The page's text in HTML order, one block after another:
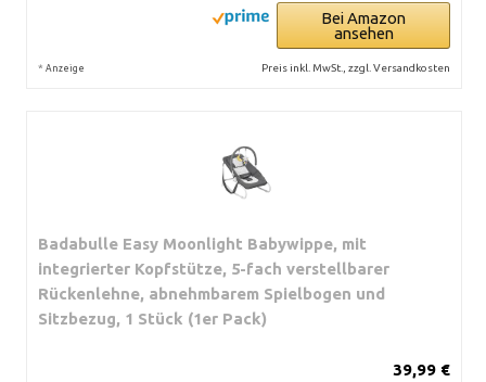
Bei Amazon
ansehen
* Anzeige Preis inkl. MwSt., zzgl. Versandkosten
Badabulle Easy Moonlight Babywippe, mit
integrierter Kopfstütze, 5-fach verstellbarer
Rückenlehne, abnehmbarem Spielbogen und
Sitzbezug, 1 Stück (1er Pack)
39,99 €